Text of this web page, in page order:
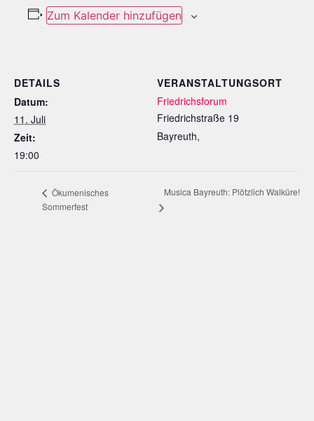
Zum Kalender hinzufügen
DETAILS
Datum:
11. Juli
Zeit:
19:00
VERANSTALTUNGSORT
Friedrichsforum
Friedrichstraße 19
Bayreuth,
Ökumenisches
Sommerfest
Musica Bayreuth: Plötzlich Walküre!